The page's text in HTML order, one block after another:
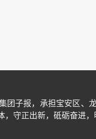
团子报，承担宝安区
守正出新，砥砺奋进